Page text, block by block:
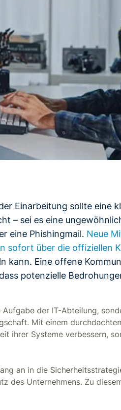
Einarbeitung sollte eine
– sei es eine
eine Phishingmail. Neue
sofort über die offiziellen
kann. Eine offene
potenzielle
der IT-Abteilung,
Mit einem
ihrer Systeme verbessern,
an in die
des Unternehmens. Zu